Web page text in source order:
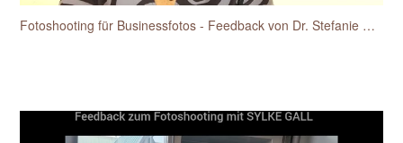
Fotoshooting für Businessfotos - Feedback von Dr. Stefanie Hansen-Heidelk